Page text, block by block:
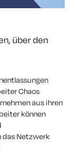
über den
Chaos
aus ihren
können
das Netzwerk